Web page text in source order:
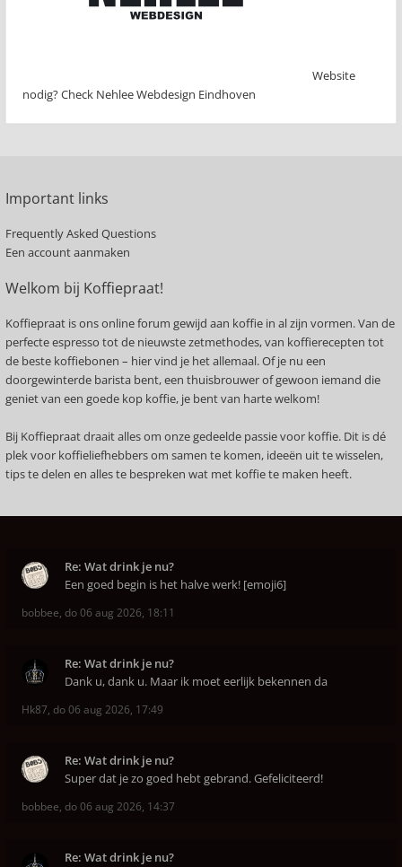
Website
nodig? Check Nehlee Webdesign Eindhoven
Important links
Frequently Asked Questions
Een account aanmaken
Welkom bij Koffiepraat!
Koffiepraat is ons online forum gewijd aan koffie in al zijn vormen. Van de
perfecte espresso tot de nieuwste zetmethodes, van koffierecepten tot
de beste koffiebonen – hier vind je het allemaal. Of je nu een
doorgewinterde barista bent, een thuisbrouwer of gewoon iemand die
geniet van een goede kop koffie, je bent van harte welkom!
Bij Koffiepraat draait alles om onze gedeelde passie voor koffie. Dit is dé
plek voor koffieliefhebbers om samen te komen, ideeën uit te wisselen,
tips te delen en alles te bespreken wat met koffie te maken heeft.
Re: Wat drink je nu?
Een goed begin is het halve werk! [emoji6]
bobbee, do 06 aug 2026, 18:11
Re: Wat drink je nu?
Dank u, dank u. Maar ik moet eerlijk bekennen da
Hk87, do 06 aug 2026, 17:49
Re: Wat drink je nu?
Super dat je zo goed hebt gebrand. Gefeliciteerd!
bobbee, do 06 aug 2026, 14:37
Re: Wat drink je nu?